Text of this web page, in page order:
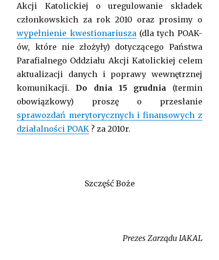
Akcji Katolickiej o uregulowanie składek
członkowskich za rok 2010 oraz prosimy o
wypełnienie kwestionariusza(dla tych POAK-
ów, które nie złożyły) dotyczącego Państwa
Parafialnego Oddziału Akcji Katolickiej celem
aktualizacji danych i poprawy wewnętrznej
komunikacji.Do dnia 15 grudnia(termin
obowiązkowy) proszę o przesłanie
sprawozdań merytorycznych i finansowych z
działalności POAK ? za 2010r.
Szczęść Boże
Prezes Zarządu IAKAL